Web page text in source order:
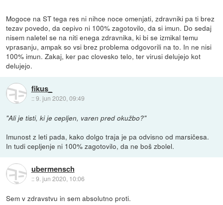
Mogoce na ST tega res ni nihce noce omenjati, zdravniki pa ti brez
tezav povedo, da cepivo ni 100% zagotovilo, da si imun. Do sedaj
nisem naletel se na niti enega zdravnika, ki bi se izmikal temu
vprasanju, ampak so vsi brez problema odgovorili na to. In ne nisi
100% imun. Zakaj, ker pac clovesko telo, ter virusi delujejo kot
delujejo.
fikus_
::9. jun 2020, 09:49
"Ali je tisti, ki je cepljen, varen pred okužbo?"
Imunost z leti pada, kako dolgo traja je pa odvisno od marsičesa.
In tudi cepljenje ni 100% zagotovilo, da ne boš zbolel.
ubermensch
::9. jun 2020, 10:06
Sem v zdravstvu in sem absolutno proti.